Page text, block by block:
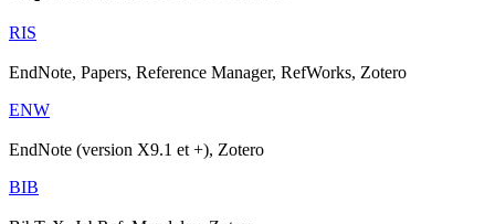
RIS
EndNote, Papers, Reference Manager, RefWorks, Zotero
ENW
EndNote (version X9.1 et +), Zotero
BIB